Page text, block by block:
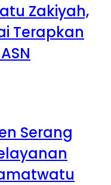
Zakiyah,
Terapkan
Serang